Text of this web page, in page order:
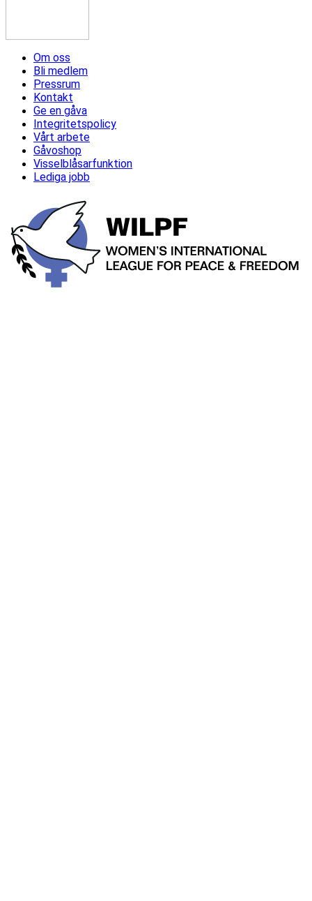
Om oss
Bli medlem
Pressrum
Kontakt
Ge en gåva
Integritetspolicy
Vårt arbete
Gåvoshop
Visselblåsarfunktion
Lediga jobb